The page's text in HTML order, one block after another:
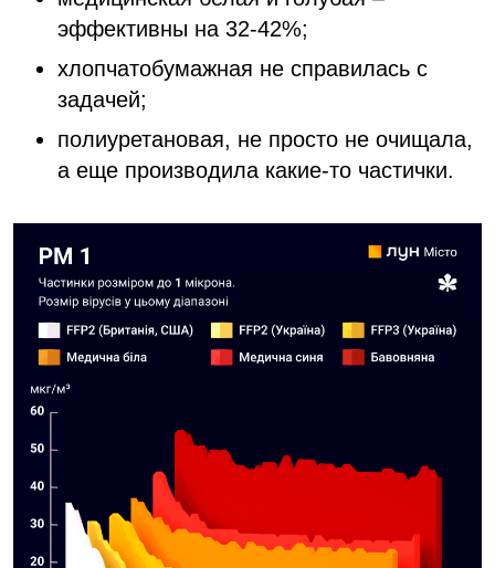
эффективны на 32-42%;
хлопчатобумажная не справилась с
задачей;
полиуретановая, не просто не очищала,
а еще производила какие-то частички.